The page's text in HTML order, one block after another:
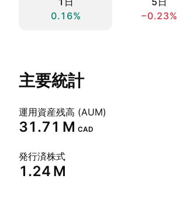
0.16%
−0.23%
主要統計
運用資産残高 (AUM)
‪31.71 M‬ CAD
発行済株式
‪1.24 M‬